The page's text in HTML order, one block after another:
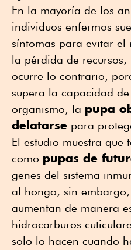
En la mayoría de los
individuos enfermos
síntomas para evitar el
la pérdida de
ocurre lo contrario,
supera la capacidad
organismo, la pupa
delatarse para
El estudio muestra que
como pupas de
genes del sistema
al hongo, sin
aumentan de manera
hidrocarburos
solo lo hacen cuando